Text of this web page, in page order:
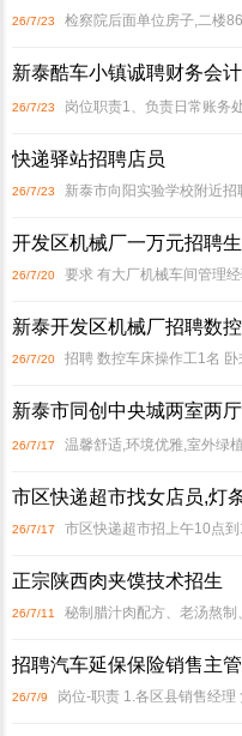
26/7/23 检察院后面单位房子,二楼
新泰酷车小镇诚聘财务会计
26/7/23 岗位职责1、负责日常账务
务数据分析工作。5、参与公司预算
快递驿站招聘店员
26/7/23 新泰市向阳实验学校附近
开发区机械厂一万元招聘
26/7/20 要求 有大厂机械车间管理
新泰开发区机械厂招聘数
26/7/20 招聘 数控车床操作工1名
数控车的操作,有 工作经验者优先。
新泰市同创中央城两室两
26/7/17 温馨舒适,环境优雅,室外绿
市区快递超市找女店员,灯
26/7/17 市区快递超市招上午10点
2100，电话微信150-2080-2169
正宗陕西肉夹馍技术招生
26/7/11 秘制腊汁肉配方、老汤熬
快、利润高,早市夜市都能做****
招聘汽车延保保险销售主管
26/7/9 岗位-职责 1.各区县销售经理